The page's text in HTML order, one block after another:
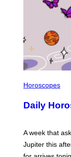
L
S
T
I
Horoscopes
Daily
A week that
Jupiter this